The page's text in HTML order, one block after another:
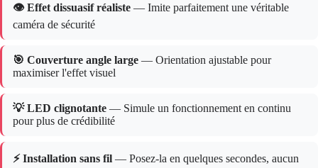
👁️ Effet dissuasif réaliste — Imite parfaitement une véritable
caméra de sécurité
🎯 Couverture angle large — Orientation ajustable pour
maximiser l'effet visuel
💡 LED clignotante — Simule un fonctionnement en continu
pour plus de crédibilité
⚡ Installation sans fil — Posez-la en quelques secondes, aucun